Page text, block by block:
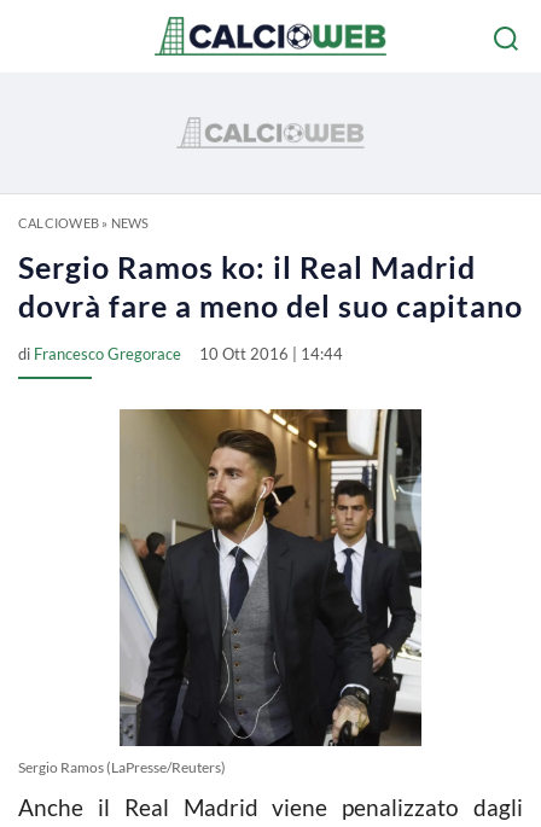
CALCIOWEB» NEWS
Sergio Ramos ko: il Real Madrid
dovrà fare a meno del suo capitano
di Francesco Gregorace 10 Ott 2016 | 14:44
Sergio Ramos (LaPresse/Reuters)
Anche il Real Madrid viene penalizzato dagli